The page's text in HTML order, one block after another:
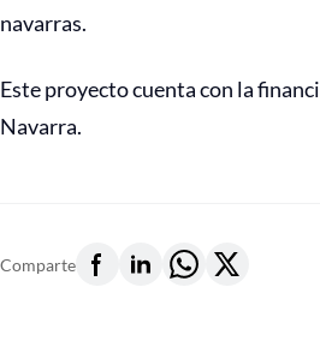
navarras.
Este proyecto cuenta con la
Navarra.
Comparte